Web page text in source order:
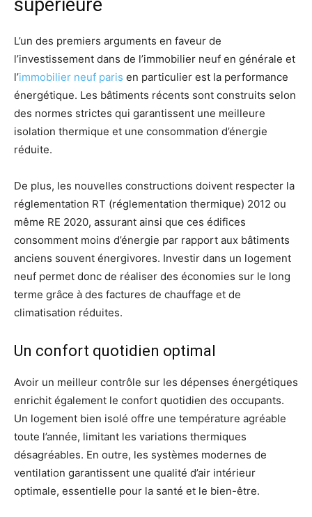
supérieure
L’un des premiers arguments en faveur de
l’investissement dans de l’immobilier neuf en générale et
l’immobilier neuf paris en particulier est la performance
énergétique. Les bâtiments récents sont construits selon
des normes strictes qui garantissent une meilleure
isolation thermique et une consommation d’énergie
réduite.
De plus, les nouvelles constructions doivent respecter la
réglementation RT (réglementation thermique) 2012 ou
même RE 2020, assurant ainsi que ces édifices
consomment moins d’énergie par rapport aux bâtiments
anciens souvent énergivores. Investir dans un logement
neuf permet donc de réaliser des économies sur le long
terme grâce à des factures de chauffage et de
climatisation réduites.
Un confort quotidien optimal
Avoir un meilleur contrôle sur les dépenses énergétiques
enrichit également le confort quotidien des occupants.
Un logement bien isolé offre une température agréable
toute l’année, limitant les variations thermiques
désagréables. En outre, les systèmes modernes de
ventilation garantissent une qualité d’air intérieur
optimale, essentielle pour la santé et le bien-être.